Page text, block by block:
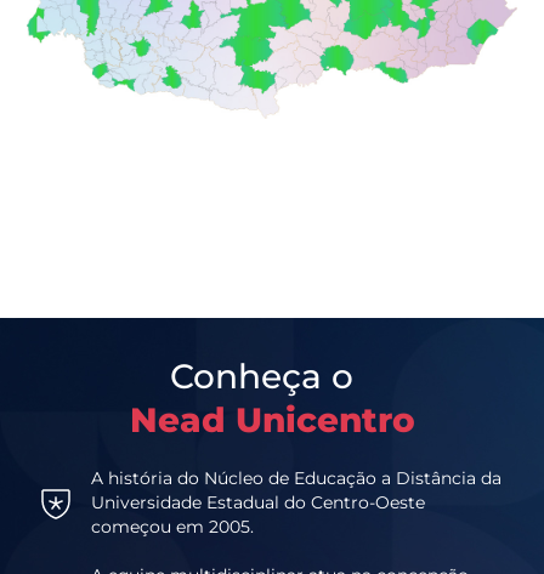
Conheça o
Nead Unicentro
A história do Núcleo de Educação a Distância da
Universidade Estadual do Centro-Oeste
começou em 2005.